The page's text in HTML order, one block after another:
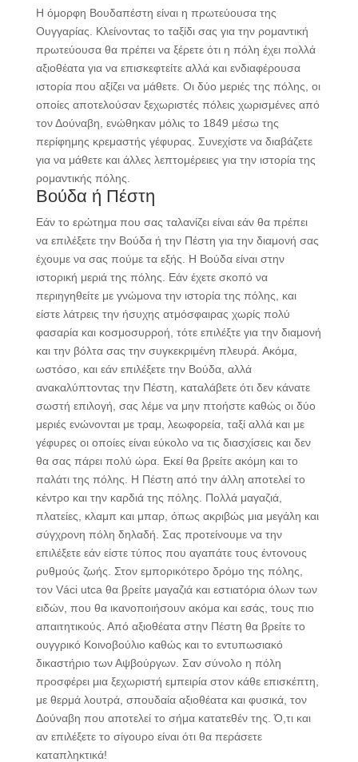
Η όμορφη Βουδαπέστη είναι η πρωτεύουσα της
Ουγγαρίας. Κλείνοντας το ταξίδι σας για την ρομαντική
πρωτεύουσα θα πρέπει να ξέρετε ότι η πόλη έχει πολλά
αξιοθέατα για να επισκεφτείτε αλλά και ενδιαφέρουσα
ιστορία που αξίζει να μάθετε. Οι δύο μεριές της πόλης, οι
οποίες αποτελούσαν ξεχωριστές πόλεις χωρισμένες από
τον Δούναβη, ενώθηκαν μόλις το 1849 μέσω της
περίφημης κρεμαστής γέφυρας. Συνεχίστε να διαβάζετε
για να μάθετε και άλλες λεπτομέρειες για την ιστορία της
ρομαντικής πόλης.
Βούδα ή Πέστη
Εάν το ερώτημα που σας ταλανίζει είναι εάν θα πρέπει
να επιλέξετε την Βούδα ή την Πέστη για την διαμονή σας
έχουμε να σας πούμε τα εξής. Η Βούδα είναι στην
ιστορική μεριά της πόλης. Εάν έχετε σκοπό να
περιηγηθείτε με γνώμονα την ιστορία της πόλης, και
είστε λάτρεις την ήσυχης ατμόσφαιρας χωρίς πολύ
φασαρία και κοσμοσυρροή, τότε επιλέξτε για την διαμονή
και την βόλτα σας την συγκεκριμένη πλευρά. Ακόμα,
ωστόσο, και εάν επιλέξετε την Βούδα, αλλά
ανακαλύπτοντας την Πέστη, καταλάβετε ότι δεν κάνατε
σωστή επιλογή, σας λέμε να μην πτοήστε καθώς οι δύο
μεριές ενώνονται με τραμ, λεωφορεία, ταξί αλλά και με
γέφυρες οι οποίες είναι εύκολο να τις διασχίσεις και δεν
θα σας πάρει πολύ ώρα. Εκεί θα βρείτε ακόμη και το
παλάτι της πόλης. Η Πέστη από την άλλη αποτελεί το
κέντρο και την καρδιά της πόλης. Πολλά μαγαζιά,
πλατείες, κλαμπ και μπαρ, όπως ακριβώς μια μεγάλη και
σύγχρονη πόλη δηλαδή. Σας προτείνουμε να την
επιλέξετε εάν είστε τύπος που αγαπάτε τους έντονους
ρυθμούς ζωής. Στον εμπορικότερο δρόμο της πόλης,
τον Váci utca θα βρείτε μαγαζιά και εστιατόρια όλων των
ειδών, που θα ικανοποιήσουν ακόμα και εσάς, τους πιο
απαιτητικούς. Από αξιοθέατα στην Πέστη θα βρείτε το
ουγγρικό Κοινοβούλιο καθώς και το εντυπωσιακό
δικαστήριο των Αψβούργων. Σαν σύνολο η πόλη
προσφέρει μια ξεχωριστή εμπειρία στον κάθε επισκέπτη,
με θερμά λουτρά, σπουδαία αξιοθέατα και φυσικά, τον
Δούναβη που αποτελεί το σήμα κατατεθέν της. Ό,τι και
αν επιλέξετε το σίγουρο είναι ότι θα περάσετε
καταπληκτικά!